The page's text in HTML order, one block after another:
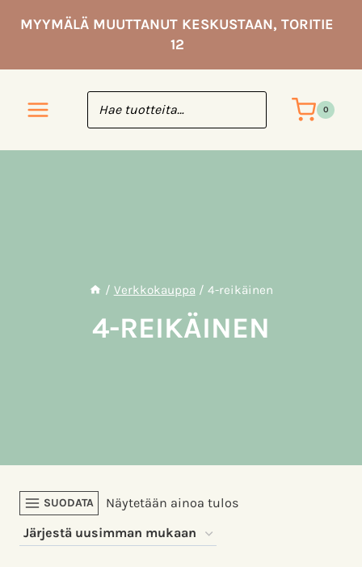
sisältöön
MYYMÄLÄ MUUTTANUT KESKUSTAAN, TORITIE
12
0
/ Verkkokauppa / 4-reikäinen
4-REIKÄINEN
SUODATA Näytetään ainoa tulos